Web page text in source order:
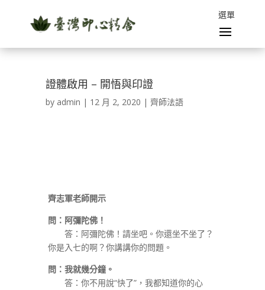
證體啟用 – 開悟與印證
by admin | 12 月 2, 2020 | 齊師法語
齊志軍老師開示
問：阿彌陀佛！
答：阿彌陀佛！請坐吧。你還坐不坐了？
你是入七的啊？你講講你的問題。
問：我就幾分鐘。
答：你不用說“快了”，我都知道你的心